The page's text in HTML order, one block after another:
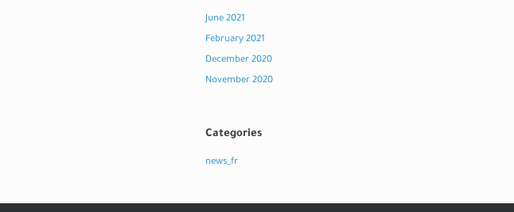
June 2021
February 2021
December 2020
November 2020
Categories
news_fr